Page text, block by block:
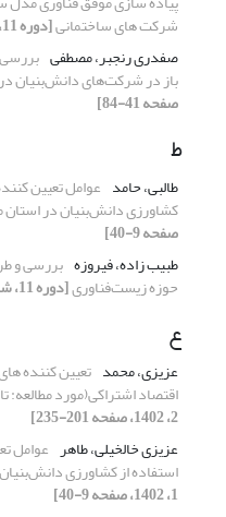
شرکت های ساختمانی[دوره 11، شماره 2، 1402، صفحه 93-132]
صفدری رنجبر، مصطفی
باز در شرکت‌های دانش‌بنیان
صفحه 41-84]
ط
طالبی، حامد عوامل تعیین
کشاورزی دانش‌بنیان در استان
صفحه 9-40]
طبیب زاده، فیروزه بررسی و
حوزه زیست‌فناوری[دوره 11، شماره 2، 1402، صفحه 37-92]
ع
عزیزی، محمد تعیین کننده
اقتصاد اشتراکی(مورد مطالعه:
2، 1402، صفحه 201-235]
عزیزی خالخیلی، طاهر عوامل
استفاده از کشاورزی
1، 1402، صفحه 9-40]